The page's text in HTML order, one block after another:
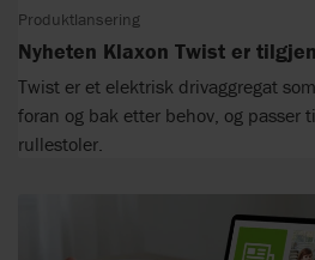
Produktlansering
Nyheten Klaxon Twist er
Twist er et elektrisk drivaggregat
foran og bak etter behov, og passer
rullestoler.